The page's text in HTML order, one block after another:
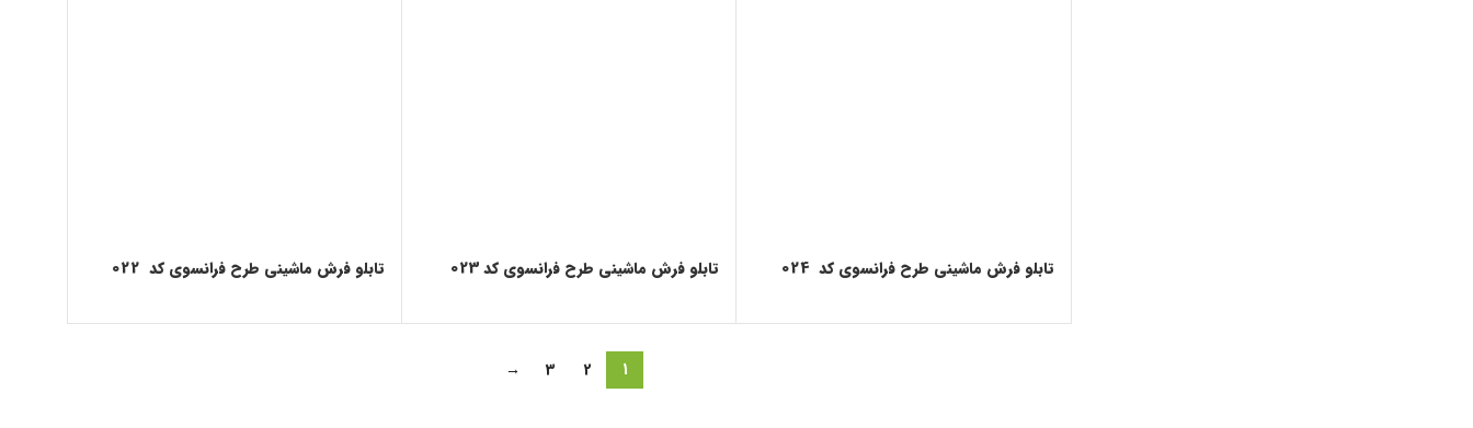
تابلو فرش ماشینی طرح فرانسوی کد 024 تابلو فرش ماشینی طرح فرانسوی کد 023 تابلو فرش ماشینی طرح فرانسوی کد 022
1
2
3
→